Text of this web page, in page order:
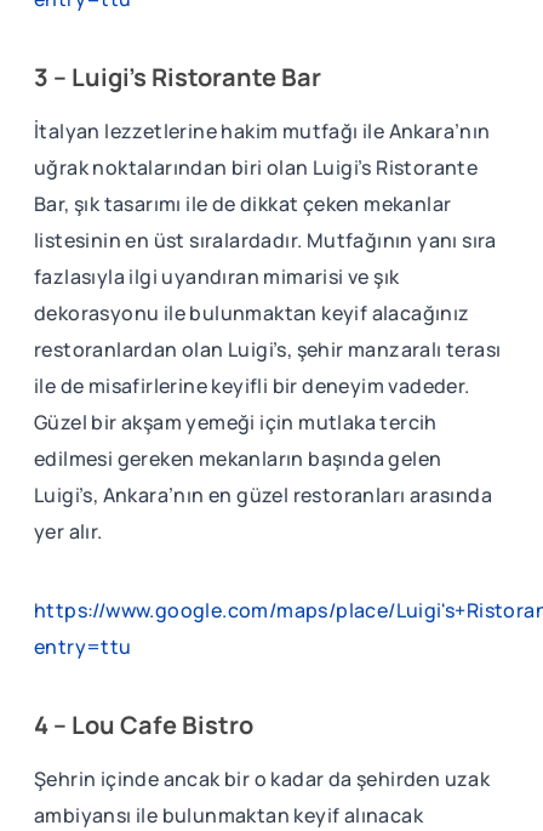
3 – Luigi’s Ristorante Bar
İtalyan lezzetlerine hakim mutfağı ile Ankara’nın
uğrak noktalarından biri olan Luigi’s Ristorante
Bar, şık tasarımı ile de dikkat çeken mekanlar
listesinin en üst sıralardadır. Mutfağının yanı sıra
fazlasıyla ilgi uyandıran mimarisi ve şık
dekorasyonu ile bulunmaktan keyif alacağınız
restoranlardan olan Luigi’s, şehir manzaralı terası
ile de misafirlerine keyifli bir deneyim vadeder.
Güzel bir akşam yemeği için mutlaka tercih
edilmesi gereken mekanların başında gelen
Luigi’s, Ankara’nın en güzel restoranları arasında
yer alır.
https://www.google.com/maps/place/
entry=ttu
4 – Lou Cafe Bistro
Şehrin içinde ancak bir o kadar da şehirden uzak
ambiyansı ile bulunmaktan keyif alınacak